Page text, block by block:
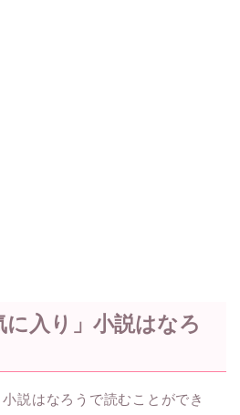
に入り」小説はなろ
説はなろうで読むことができ